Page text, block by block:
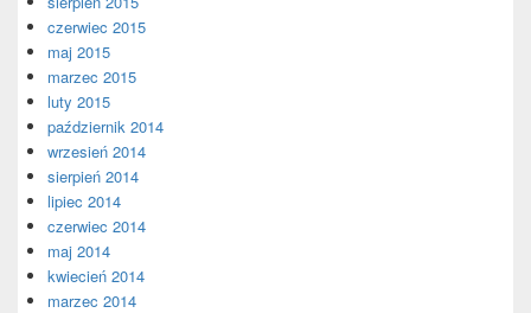
czerwiec 2015
maj 2015
marzec 2015
luty 2015
październik 2014
wrzesień 2014
sierpień 2014
lipiec 2014
czerwiec 2014
maj 2014
kwiecień 2014
marzec 2014